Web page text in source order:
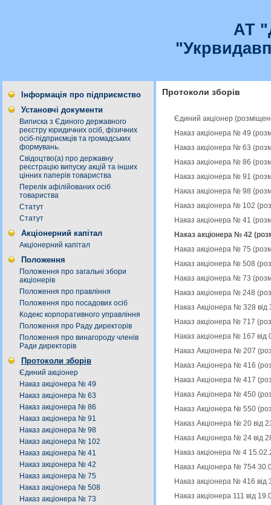
АТ
Інформація про підприємство
Установчі документи
Виписка з Єдиного державного
реєстру юридичних осіб, фізичних
осіб-підприємців та громадських
формувань.
Свідоцтво(а) про державну
реєстрацію випуску акцій та інших
цінних паперів товариства
Перелік афілійованих осіб
товариства
Статут
Статут
Акціонерний капітал
Акціонерний капітал
Положення
Положення про загальні збори
акціонерів
Положення про правління
Положення про посадових осіб
Кодекс корпоративного управління
Положення про Раду директорів
Положення про винагороду членів
Ради директорів
Протоколи зборів
Єдиний акціонер
Наказ акціонера № 49
Наказ акціонера № 63
Наказ акціонера № 86
Наказ акціонера № 91
Наказ акціонера № 98
Наказ акціонера № 102
Наказ акціонера № 41
Наказ акціонера № 42
Наказ акціонера № 75
Наказ акціонера № 508
Наказ акціонера № 73
Протоколи зборів
Єдиний акціонер
Наказ акціонера № 49
Наказ акціонера № 63
Наказ акціонера № 86
Наказ акціонера № 91
Наказ акціонера № 98
Наказ акціонера № 102
Наказ акціонера № 41
Наказ акціонера № 42
Наказ акціонера № 75
Наказ акціонера № 508
Наказ акціонера № 73
Наказ акціонера № 248
Наказ Акціонера № 328
Наказ акціонера № 717
Наказ акціонера № 167
Наказ Акціонера № 207
Наказ Акціонера № 416
Наказ Акціонера № 417
Наказ Акціонера № 450
Наказ Акціонера № 550
Наказ Акціонера № 20 від
Наказ Акціонера № 24 від
Наказ акціонера № 4
Наказ Акціонера № 754
Наказ акціонера № 416
Наказ акціонера 111 від